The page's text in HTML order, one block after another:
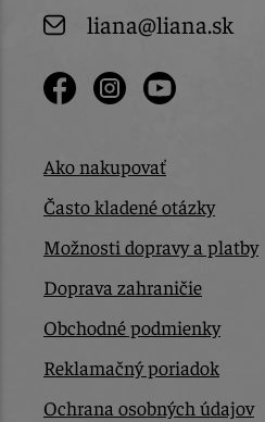
liana@liana.sk
Ako nakupovať
Často kladené otázky
Možnosti dopravy a platby
Doprava zahraničie
Obchodné podmienky
Reklamačný poriadok
Ochrana osobných údajov